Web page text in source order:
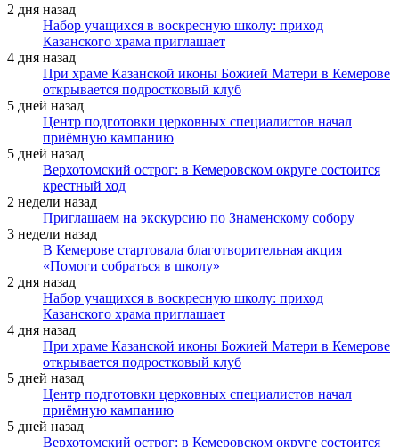
2 дня назад
Набор учащихся в воскресную школу: приход
Казанского храма приглашает
4 дня назад
При храме Казанской иконы Божией Матери в Кемерове
открывается подростковый клуб
5 дней назад
Центр подготовки церковных специалистов начал
приёмную кампанию
5 дней назад
Верхотомский острог: в Кемеровском округе состоится
крестный ход
2 недели назад
Приглашаем на экскурсию по Знаменскому собору
3 недели назад
В Кемерове стартовала благотворительная акция
«Помоги собраться в школу»
2 дня назад
Набор учащихся в воскресную школу: приход
Казанского храма приглашает
4 дня назад
При храме Казанской иконы Божией Матери в Кемерове
открывается подростковый клуб
5 дней назад
Центр подготовки церковных специалистов начал
приёмную кампанию
5 дней назад
Верхотомский острог: в Кемеровском округе состоится